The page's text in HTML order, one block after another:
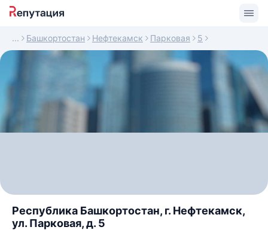
Башкортостан Нефтекамск Парковая 5
Республика Башкортостан, г. Нефтекамск,
ул. Парковая, д. 5